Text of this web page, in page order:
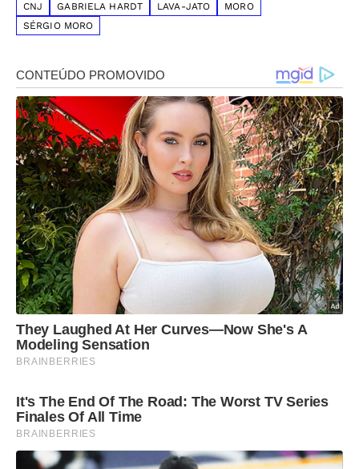
CNJ GABRIELA HARDT LAVA-JATO
MORO
SÉRGIO MORO